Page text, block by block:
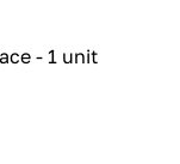
- 1 unit